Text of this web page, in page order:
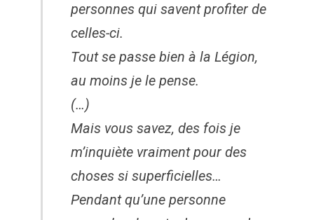
personnes qui savent profiter de
celles-ci.
Tout se passe bien à la Légion,
au moins je le pense.
(…)
Mais vous savez, des fois je
m’inquiète vraiment pour des
choses si superficielles…
Pendant qu’une personne